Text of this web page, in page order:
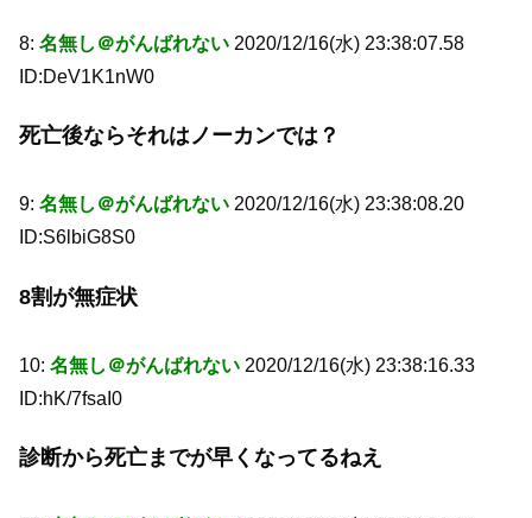
8: 名無し＠がんばれない 2020/12/16(水) 23:38:07.58
ID:DeV1K1nW0
死亡後ならそれはノーカンでは？
9: 名無し＠がんばれない 2020/12/16(水) 23:38:08.20
ID:S6lbiG8S0
8割が無症状
10: 名無し＠がんばれない 2020/12/16(水) 23:38:16.33
ID:hK/7fsaI0
診断から死亡までが早くなってるねえ